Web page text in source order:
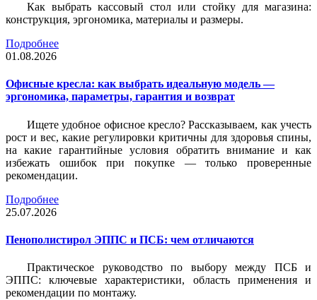
Как выбрать кассовый стол или стойку для магазина:
конструкция, эргономика, материалы и размеры.
Подробнее
01.08.2026
Офисные кресла: как выбрать идеальную модель —
эргономика, параметры, гарантия и возврат
Ищете удобное офисное кресло? Рассказываем, как учесть
рост и вес, какие регулировки критичны для здоровья спины,
на какие гарантийные условия обратить внимание и как
избежать ошибок при покупке — только проверенные
рекомендации.
Подробнее
25.07.2026
Пенополистирол ЭППС и ПСБ: чем отличаются
Практическое руководство по выбору между ПСБ и
ЭППС: ключевые характеристики, область применения и
рекомендации по монтажу.